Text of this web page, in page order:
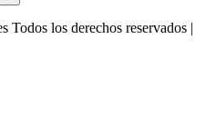
Todos los derechos reservados |